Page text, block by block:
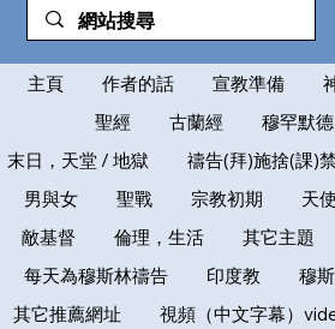
主頁 作者的話 宣教準備
聖經
古蘭經 穆罕默德
末日，天堂 / 地獄
禱告(拜)施捨(課)
男與女
聖戰 宗教初期 天
敵基督
倫理，生活 其它主題
每天為穆斯林禱告
印度教
穆
其它推薦網址
視頻（中文字幕）